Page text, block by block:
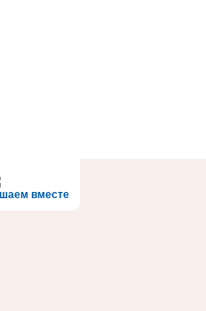
вместе